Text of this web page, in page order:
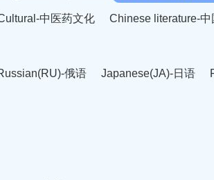
中医药文化 Chinese literature-中
俄语 Japanese(JA)-日语